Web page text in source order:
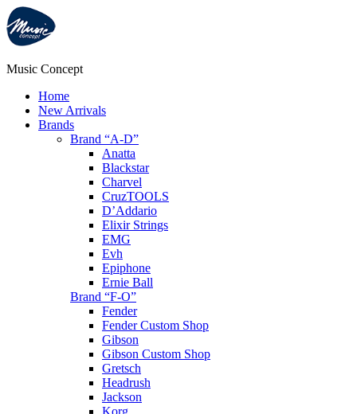
Music Concept
Home
New Arrivals
Brands
Brand “A-D”
Anatta
Blackstar
Charvel
CruzTOOLS
D’Addario
Elixir Strings
EMG
Evh
Epiphone
Ernie Ball
Brand “F-O”
Fender
Fender Custom Shop
Gibson
Gibson Custom Shop
Gretsch
Headrush
Jackson
Korg